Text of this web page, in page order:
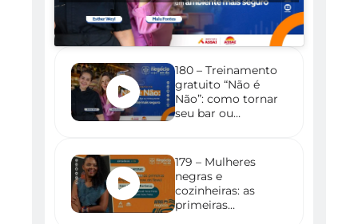
180 – Treinamento
gratuito “Não é
Não”: como tornar
seu bar ou
seguro
179 – Mulheres
negras e
cozinheiras: as
primeiras